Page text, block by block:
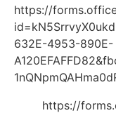
https://
632E-4953-890E-
https://